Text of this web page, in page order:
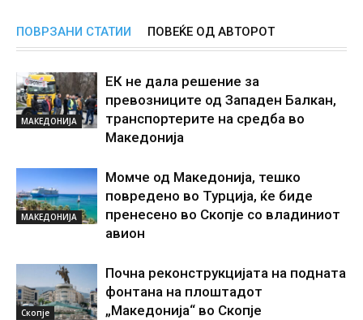
ПОВРЗАНИ СТАТИИ ПОВЕЌЕ ОД АВТОРОТ
МАКЕДОНИЈА
ЕК не дала решение за
превозниците од Западен Балкан,
транспортерите на средба во
Македонија
МАКЕДОНИЈА
Момче од Македонија, тешко
повредено во Турција, ќе биде
пренесено во Скопје со владиниот
авион
Скопје
Почна реконструкцијата на подната
фонтана на плоштадот
„Македонија“ во Скопје